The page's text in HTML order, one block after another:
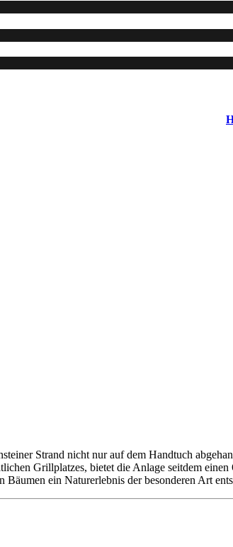
Strand nicht nur auf dem Handtuch
Grillplatzes, bietet die Anlage seitdem
Bäumen ein Naturerlebnis der besonderen Art